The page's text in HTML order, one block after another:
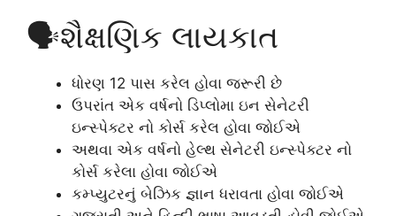
🗣️શૈક્ષણિક લાયકાત
ધોરણ 12 પાસ કરેલ હોવા જરૂરી છે
ઉપરાંત એક વર્ષનો ડિપ્લોમા ઇન સેનેટરી
ઇન્સ્પેક્ટર નો કોર્સ કરેલ હોવા જોઈએ
અથવા એક વર્ષનો હેલ્થ સેનેટરી ઇન્સ્પેક્ટર નો
કોર્સ કરેલા હોવા જોઈએ
કમ્પ્યુટરનું બેઝિક જ્ઞાન ધરાવતા હોવા જોઈએ